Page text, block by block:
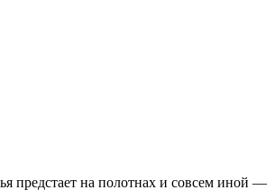
предстает на полотнах и совсем иной —